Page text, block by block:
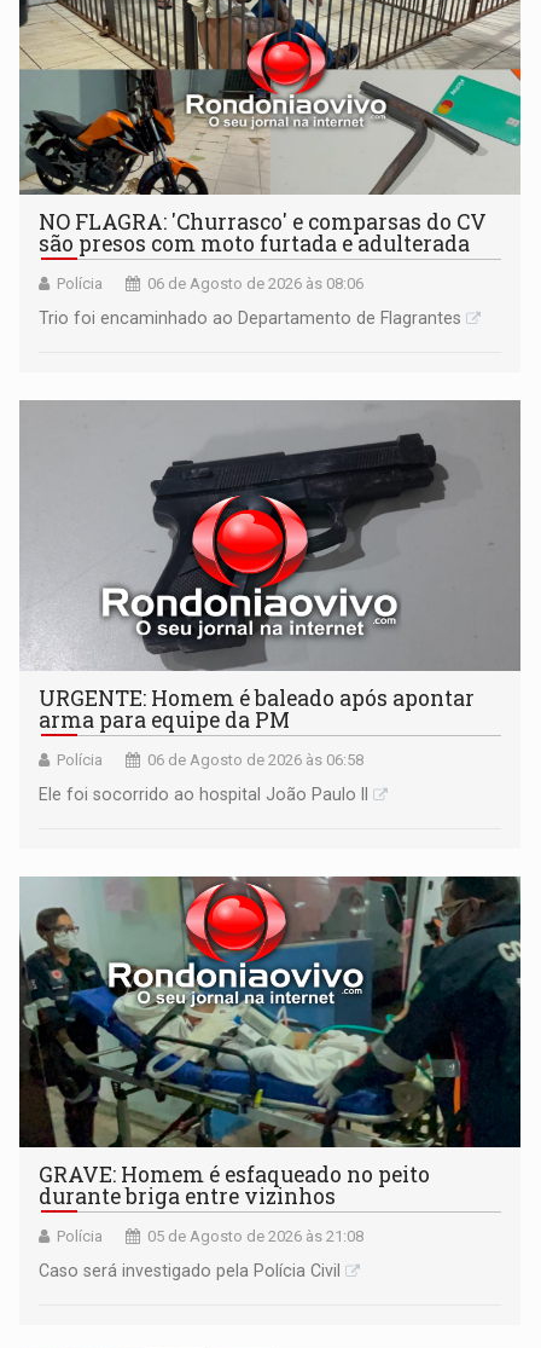
NO FLAGRA: 'Churrasco' e comparsas do CV
são presos com moto furtada e adulterada
Polícia 06 de Agosto de 2026 às 08:06
Trio foi encaminhado ao Departamento de Flagrantes
URGENTE: Homem é baleado após apontar
arma para equipe da PM
Polícia 06 de Agosto de 2026 às 06:58
Ele foi socorrido ao hospital João Paulo II
GRAVE: Homem é esfaqueado no peito
durante briga entre vizinhos
Polícia 05 de Agosto de 2026 às 21:08
Caso será investigado pela Polícia Civil